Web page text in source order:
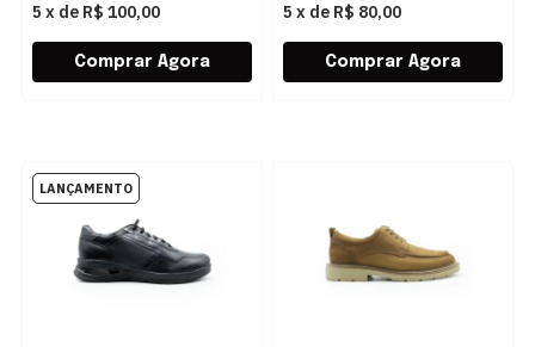
5 x de R$ 100,00 5 x de R$ 80,00